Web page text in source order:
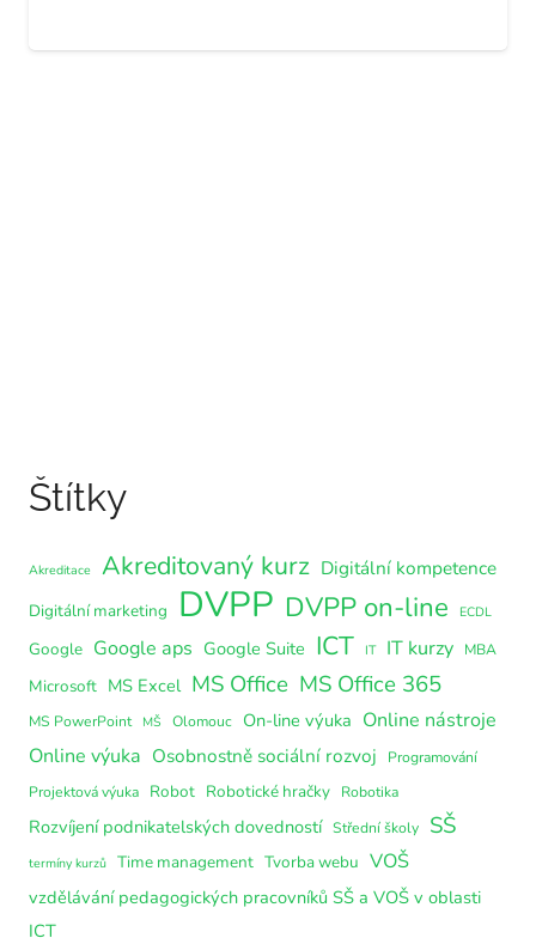
Štítky
Akreditace Akreditovaný kurz Digitální kompetence
Digitální marketing DVPP DVPP on-line ECDL
Google Google aps Google Suite ICT IT IT kurzy MBA
Microsoft MS Excel MS Office MS Office 365
MS PowerPoint MŠ Olomouc On-line výuka Online nástroje
Online výuka Osobnostně sociální rozvoj
Programování
Projektová výuka
Robot Robotické hračky Robotika
Rozvíjení podnikatelských dovedností Střední školy SŠ
termíny kurzů Time management Tvorba webu VOŠ
vzdělávání pedagogických pracovníků SŠ a VOŠ v oblasti
ICT